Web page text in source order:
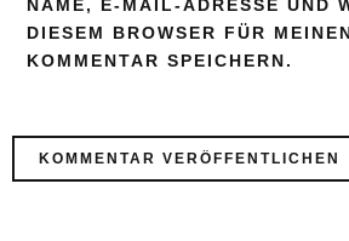
NAME, E-MAIL-ADRESSE UND
DIESEM BROWSER FÜR
KOMMENTAR SPEICHERN.